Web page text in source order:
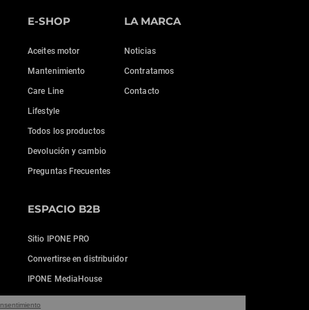
sin consentimiento
E-SHOP
Aceites motor
Mantenimiento
Care Line
Lifestyle
Todos los productos
Devolución y cambio
Preguntas Frecuentes
LA MARCA
Noticias
Contratamos
Contacto
ESPACIO B2B
Sitio IPONE PRO
Convertirse en distribuidor
IPONE MediaHouse